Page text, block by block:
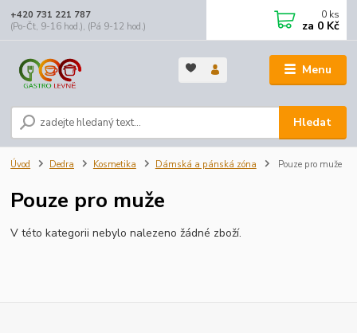
Menu
Hledat
+420 731 221 787
(Po-Čt, 9-16 hod.), (Pá 9-12 hod.)
0 ks
za 0 Kč
Úvod Dedra Kosmetika Dámská a pánská zóna Pouze pro muže
Pouze pro muže
V této kategorii nebylo nalezeno žádné zboží.